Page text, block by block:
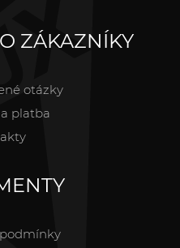
ZÁKAZNÍKY
otázky
platba